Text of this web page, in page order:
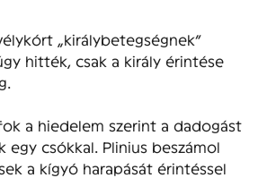
„királybetegségnek”
hitték, csak a király érintése
a hiedelem szerint a dadogást
csókkal. Plinius beszámol
a kígyó harapását érintéssel